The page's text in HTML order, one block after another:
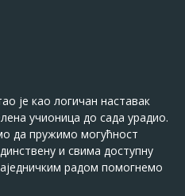
је као логичан наставак
учионица до сада урадио.
да пружимо могућност
и свима доступну
радом помогнемо